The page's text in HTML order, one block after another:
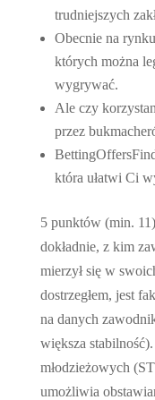
trudniejszych
Obecnie na
których można
wygrywać.
Ale czy
przez
która ułatwi Ci
5 punktów (min.
dokładnie, z kim
mierzył się w
dostrzegłem, jest
na danych
większa
młodzieżowych
umożliwia